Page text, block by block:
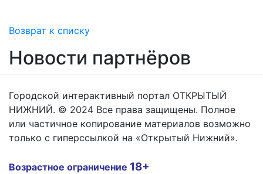
Возврат к списку
Новости партнёров
Городской интерактивный портал ОТКРЫТЫЙ
НИЖНИЙ. © 2024 Все права защищены. Полное
или частичное копирование материалов возможно
только с гиперссылкой на «Открытый Нижний».
Возрастное ограничение 18+